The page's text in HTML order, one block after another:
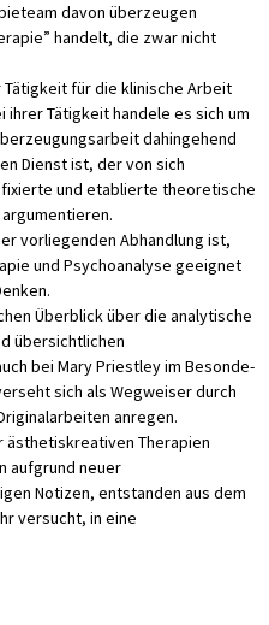
davon überzeugen
handelt, die zwar nicht
für die klinische Arbeit
Tätigkeit handele es sich um
dahingehend
Dienst ist, der von sich
und etablierte theoretische
vorliegenden Abhandlung ist,
und Psychoanalyse geeignet
Überblick über die analytische
übersichtlichen
bei Mary Priestley im Besonde­
sich als Wegweiser durch
anregen.
ästhetiskreativen Therapien
aufgrund neuer
Notizen, entstanden aus dem
versucht, in eine